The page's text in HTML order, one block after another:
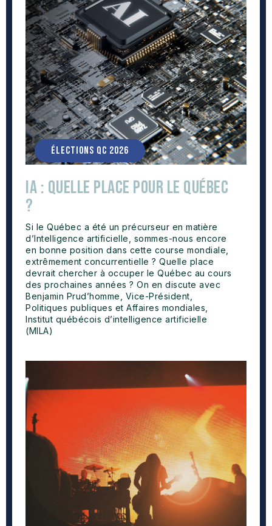
ÉLECTIONS QC 2026
IA : Quelle place pour le Québec
?
Si le Québec a été un précurseur en matière
d’Intelligence artificielle, sommes-nous encore
en bonne position dans cette course mondiale,
extrêmement concurrentielle ? Quelle place
devrait chercher à occuper le Québec au cours
des prochaines années ? On en discute avec
Benjamin Prud’homme, Vice-Président,
Politiques publiques et Affaires mondiales,
Institut québécois d’intelligence artificielle
(MILA)